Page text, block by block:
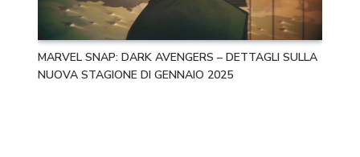
MARVEL SNAP: DARK AVENGERS – DETTAGLI SULLA
NUOVA STAGIONE DI GENNAIO 2025